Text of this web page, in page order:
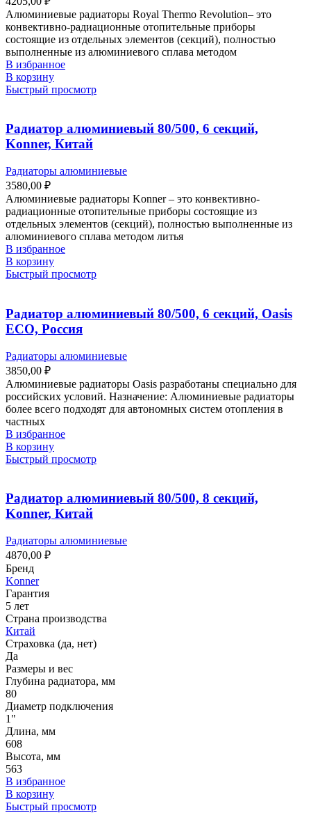
Алюминиевые радиаторы Royal Thermo Revolution– это
конвективно-радиационные отопительные приборы
состоящие из отдельных элементов (секций), полностью
выполненные из алюминиевого сплава методом
В избранное
В корзину
Быстрый просмотр
Радиатор алюминиевый 80/500, 6 секций,
Konner, Китай
Радиаторы алюминиевые
3580,00 ₽
Алюминиевые радиаторы Konner – это конвективно-
радиационные отопительные приборы состоящие из
отдельных элементов (секций), полностью выполненные из
алюминиевого сплава методом литья
В избранное
В корзину
Быстрый просмотр
Радиатор алюминиевый 80/500, 6 секций, Oasis
ECO, Россия
Радиаторы алюминиевые
3850,00 ₽
Алюминиевые радиаторы Oasis разработаны специально для
российских условий. Назначение: Алюминиевые радиаторы
более всего подходят для автономных систем отопления в
частных
В избранное
В корзину
Быстрый просмотр
Радиатор алюминиевый 80/500, 8 секций,
Konner, Китай
Радиаторы алюминиевые
4870,00 ₽
Бренд
Konner
Гарантия
5 лет
Страна производства
Китай
Страховка (да, нет)
Да
Размеры и вес
Глубина радиатора, мм
80
Диаметр подключения
1"
Длина, мм
608
Высота, мм
563
В избранное
В корзину
Быстрый просмотр